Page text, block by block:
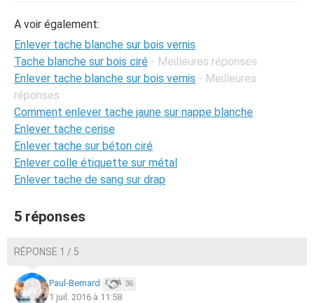
J'ai ces taches à enlever sur un lustre en bois. Je ne sais
pas à quoi elles sont dues car je l'ai acheté comme ça.
Lorsqu'on humidifie les taches elles disparaissent, mais
dès que ça sèche elles réapparaissent. Le bois ne semble
pas vernis
Merci d'avance
A voir également:
Enlever tache blanche sur bois vernis
Tache blanche sur bois ciré - Meilleures réponses
Enlever tache blanche sur bois vernis​ - Meilleures
réponses
Comment enlever tache jaune sur nappe blanche
Enlever tache cerise
Enlever tache sur béton ciré
Enlever colle étiquette sur métal
Enlever tache de sang sur drap
5 réponses
RÉPONSE 1 / 5
Paul-Bernard 36
1 juil. 2016 à 11:58